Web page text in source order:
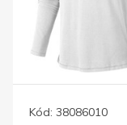
Kód: 38086010